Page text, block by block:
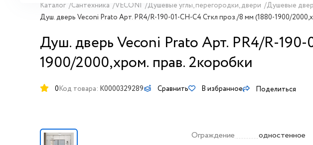
Каталог /Сантехника /VECONI /Душевые углы, перегородки, двери /Душевые
Душ. дверь Veconi Prato Aрт. PR4/R-190-01-CH-C4 Сткл проз./8 мм (1880-1900/
Душ. дверь Veconi Prato Aрт. PR4/R-
1900/2000,хром. прав. 2коробки
0Код товара: K0000329289 Сравнить В избранное Поделиться
Ограждение
одностенное